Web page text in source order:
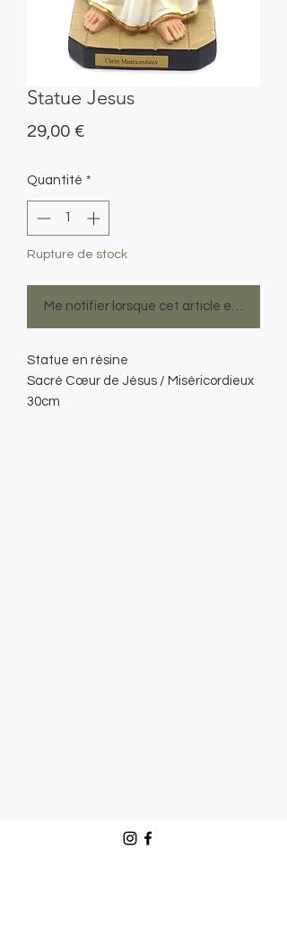
Statue Jesus
29,00 €Prix
Quantité *
Rupture de stock
Me notifier lorsque cet article est
Statue en résine
Sacré Cœur de Jésus / Miséricordieux
30cm